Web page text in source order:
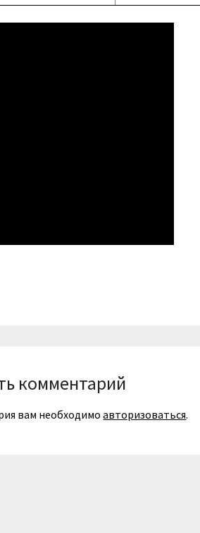
комментарий
вам необходимоавторизоваться.